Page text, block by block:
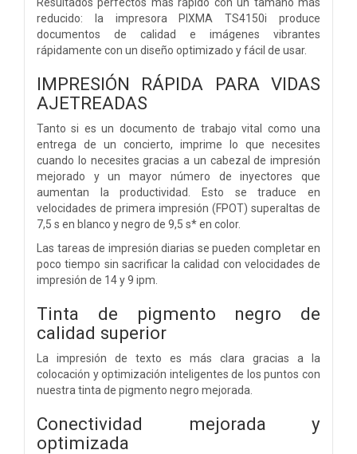
reducido: la impresora PIXMA TS4150i produce
documentos de calidad e imágenes vibrantes
rápidamente con un diseño optimizado y fácil de usar.
IMPRESIÓN RÁPIDA PARA VIDAS
AJETREADAS
Tanto si es un documento de trabajo vital como una
entrega de un concierto, imprime lo que necesites
cuando lo necesites gracias a un cabezal de impresión
mejorado y un mayor número de inyectores que
aumentan la productividad. Esto se traduce en
velocidades de primera impresión (FPOT) superaltas de
7,5 s en blanco y negro de 9,5 s* en color.
Las tareas de impresión diarias se pueden completar en
poco tiempo sin sacrificar la calidad con velocidades de
impresión de 14 y 9 ipm.
Tinta de pigmento negro de
calidad superior
La impresión de texto es más clara gracias a la
colocación y optimización inteligentes de los puntos con
nuestra tinta de pigmento negro mejorada.
Conectividad mejorada y
optimizada